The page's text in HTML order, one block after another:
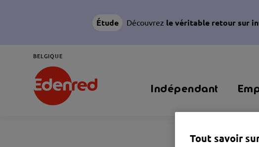
Étude Découvrez le véritable retour sur
BELGIQUE
Indépendant
Tout savoir